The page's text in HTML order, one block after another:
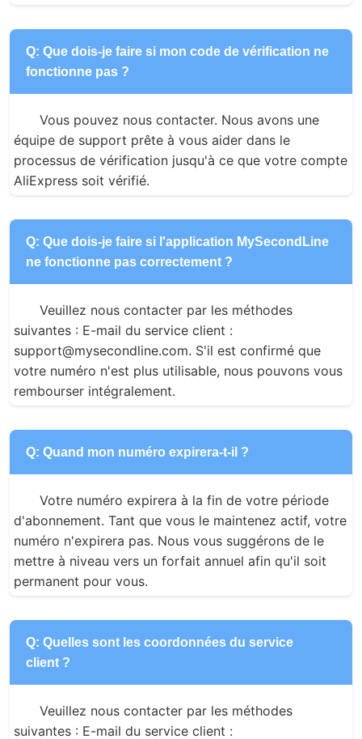
Q: Que dois-je faire si mon code de vérification ne
fonctionne pas ?
Vous pouvez nous contacter. Nous avons une
équipe de support prête à vous aider dans le
processus de vérification jusqu'à ce que votre compte
AliExpress soit vérifié.
Q: Que dois-je faire si l'application MySecondLine
ne fonctionne pas correctement ?
Veuillez nous contacter par les méthodes
suivantes : E-mail du service client :
support@mysecondline.com. S'il est confirmé que
votre numéro n'est plus utilisable, nous pouvons vous
rembourser intégralement.
Q: Quand mon numéro expirera-t-il ?
Votre numéro expirera à la fin de votre période
d'abonnement. Tant que vous le maintenez actif, votre
numéro n'expirera pas. Nous vous suggérons de le
mettre à niveau vers un forfait annuel afin qu'il soit
permanent pour vous.
Q: Quelles sont les coordonnées du service
client ?
Veuillez nous contacter par les méthodes
suivantes : E-mail du service client :